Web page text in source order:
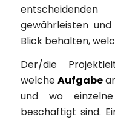
gewährleisten
Blick behalten,
Der/die
welcheAufgabe
und wo
beschäftigt sind.